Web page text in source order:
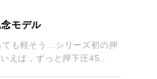
モデル
も軽そう…シリーズ初の押
えば，ずっと押下圧45...